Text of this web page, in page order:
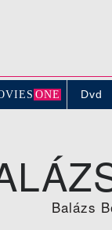
S ONE Dvd
Balázs